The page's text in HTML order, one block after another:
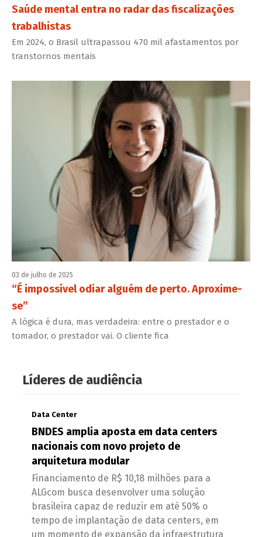
Saúde mental entra no radar das fiscalizações
trabalhistas
Em 2024, o Brasil ultrapassou 470 mil afastamentos por
transtornos mentais
03 de julho de 2025
“É impossível odiar alguém de perto. Aproxime-
se”
A lógica é dura, mas verdadeira: entre o prestador e o
tomador, o prestador vai. O cliente fica
Líderes de audiência
Data Center
BNDES amplia aposta em data centers
nacionais com novo projeto de
arquitetura modular
Financiamento de R$ 10,18 milhões para a
ALGcom busca desenvolver uma solução
brasileira capaz de reduzir em até 50% o
tempo de implantação de data centers, em
um momento de expansão da infraestrutura